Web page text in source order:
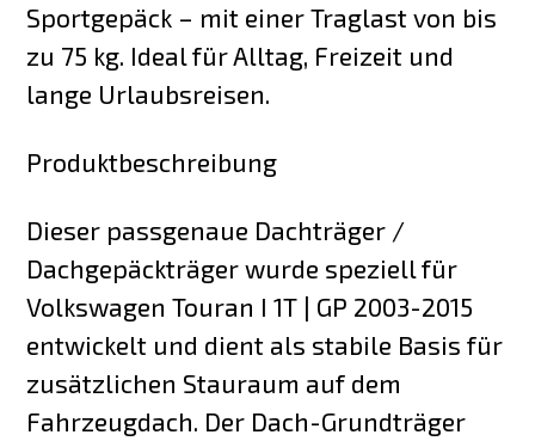
Sportgepäck – mit einer Traglast von bis
zu 75 kg. Ideal für Alltag, Freizeit und
lange Urlaubsreisen.
Produktbeschreibung
Dieser passgenaue Dachträger /
Dachgepäckträger wurde speziell für
Volkswagen Touran I 1T | GP 2003-2015
entwickelt und dient als stabile Basis für
zusätzlichen Stauraum auf dem
Fahrzeugdach. Der Dach-Grundträger